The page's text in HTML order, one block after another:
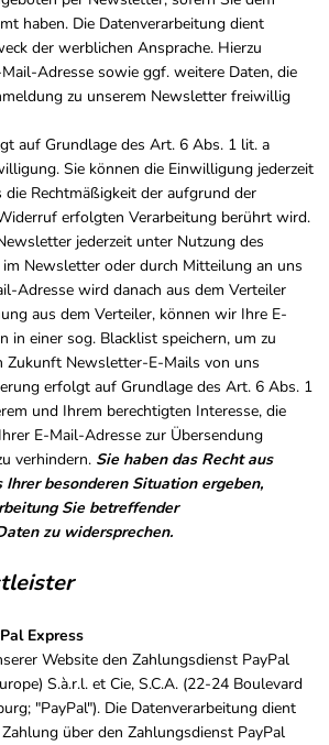
haben. Die Datenverarbeitung dient
der werblichen Ansprache. Hierzu
Adresse sowie ggf. weitere Daten, die
zu unserem Newsletter freiwillig
auf Grundlage des Art. 6 Abs. 1 lit. a
Sie können die Einwilligung jederzeit
Rechtmäßigkeit der aufgrund der
erfolgten Verarbeitung berührt wird.
jederzeit unter Nutzung des
Newsletter oder durch Mitteilung an uns
Adresse wird danach aus dem Verteiler
aus dem Verteiler, können wir Ihre E-
in einer sog. Blacklist speichern, um zu
Zukunft Newsletter-E-Mails von uns
erfolgt auf Grundlage des Art. 6 Abs. 1
und Ihrem berechtigten Interesse, die
E-Mail-Adresse zur Übersendung
verhindern. Sie haben das Recht aus
Ihrer besonderen Situation ergeben,
Sie betreffender
zu widersprechen.
Express
Website den Zahlungsdienst PayPal
S.à.r.l. et Cie, S.C.A. (22-24 Boulevard
"PayPal"). Die Datenverarbeitung dient
über den Zahlungsdienst PayPal